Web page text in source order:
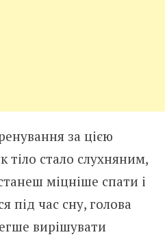
за цією
тіло стало слухняним,
міцніше спати і
під час сну, голова
вирішувати